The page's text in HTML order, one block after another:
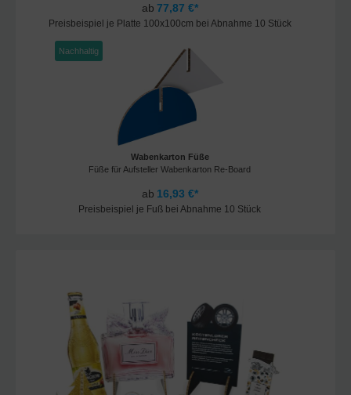
ab 77,87 €*
Preisbeispiel je Platte 100x100cm bei Abnahme 10 Stück
Wabenkarton Füße
Füße für Aufsteller Wabenkarton Re-Board
Nachhaltig
ab 16,93 €*
Preisbeispiel je Fuß bei Abnahme 10 Stück